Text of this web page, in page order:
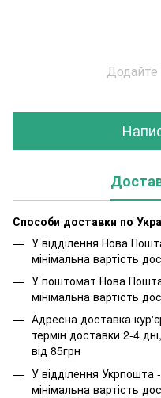
Додайте
Способи доставки по
У відділення Нова
мінімальна вартість
У поштомат Нова
мінімальна вартість
Адресна доставка
термін доставки 2-4
від 85грн
У відділення Укрпошта
мінімальна вартість